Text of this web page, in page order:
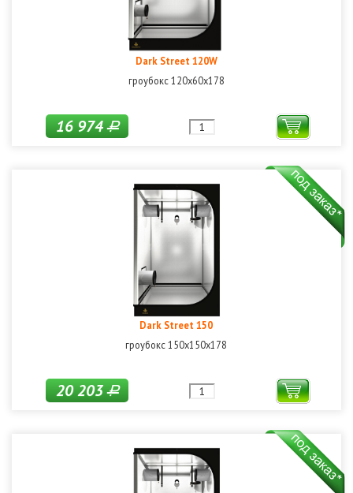
Dark Street 120W
гроубокс 120х60х178
16 974Р
Dark Street 150
гроубокс 150х150x178
20 203Р